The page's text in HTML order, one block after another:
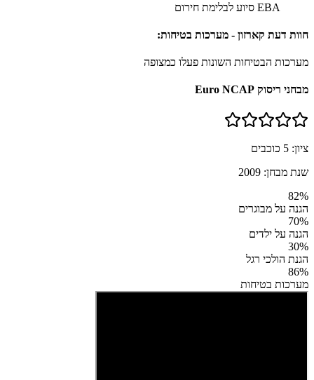
EBA סיוע לבלימת חירום
חוות דעת קארזון - מערכות בטיחות:
מערכות הבטיחות השונות פעלו כמצופה
מבחני ריסוק Euro NCAP
ציון: 5 כוכבים
שנת מבחן: 2009
82%
הגנה על מבוגרים
70%
הגנה על ילדים
30%
הגנת הולכי רגל
86%
מערכות בטיחות